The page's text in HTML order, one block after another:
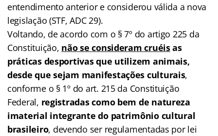
entendimento anterior e considerou válida a nova
legislação (STF, ADC 29).
Voltando, de acordo com o § 7º do artigo 225 da
Constituição, não se consideram cruéisas
práticas desportivas que utilizem animais,
desde que sejam manifestações culturais,
conforme o § 1º do art. 215 da Constituição
Federal, registradas como bem de natureza
imaterial integrante do patrimônio cultural
brasileiro, devendo ser regulamentadas por lei